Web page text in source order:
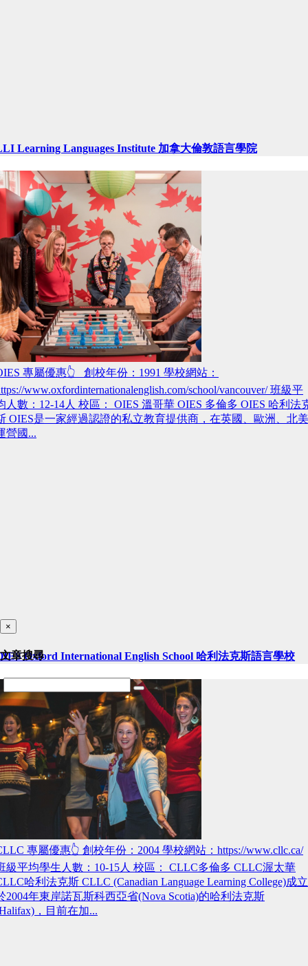
Learning Languages Institute 加拿大倫敦語言學院
專屬優惠👆 創校年份：1991 學校網站：
www.oxfordinternationalenglish.com/school/vancouver/ 班級平
人數：12-14人 校區： OIES 溫哥華 OIES 多倫多 OIES 哈利法
OIES是一家經過認證的私立教育提供商，在英國、歐洲、北美
營國...
Oxford International English School 哈利法克斯語言學校
專屬優惠👆 創校年份：2004 學校網站：https://www.cllc.ca/
級平均學生人數：10-15人 校區： CLLC多倫多 CLLC渥太華
哈利法克斯 CLLC (Canadian Language Learning College)成立
2004年東岸諾瓦斯科西亞省(Nova Scotia)的哈利法克斯
，目前在加...
×
文章搜尋